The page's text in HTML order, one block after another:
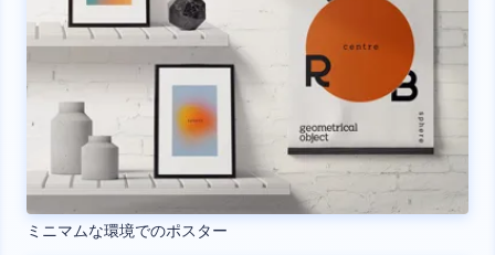
ミニマムな環境でのポスター